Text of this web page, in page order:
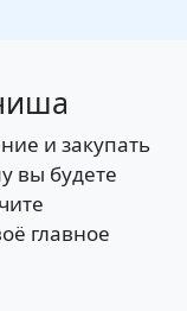
и закупать
вы будете
главное